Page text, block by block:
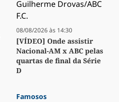
08/08/2026 às 14:30
[VÍDEO] Onde assistir
Nacional-AM x ABC pelas
quartas de final da Série
D
Famosos